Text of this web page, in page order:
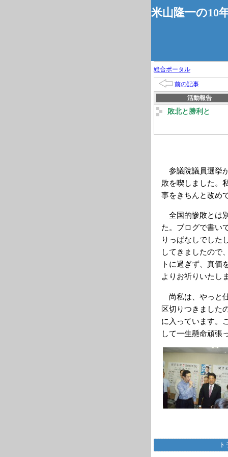
米山隆一の10
総合ポータル
前の記事
活動報告
敗北と勝利と
参議院議員選挙
敗を喫しました。
事をきちんと改め
全国的惨敗とは
た。ブログで書い
りっぱなしでした
してきましたので
トに過ぎず、真価
よりお祈りいたし
尚私は、やっと
区切りつきました
に入っています。
して一生懸命頑張